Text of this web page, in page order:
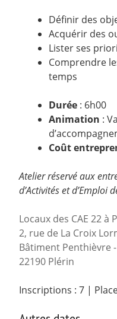
Définir des
Acquérir des
Lister ses
Comprendre
temps
Durée : 6h00
Animation :
Coût
Atelier réservé aux
d’Activités et d’Emploi
Locaux des CAE 22 à
2, rue de La Croix
Bâtiment Penthièvre
22190 Plérin
Inscriptions : 7 |